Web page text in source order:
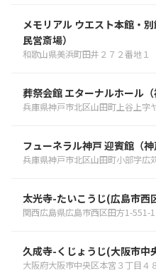
メモリアル ウエスト本館・
民営斎場）
和歌山県美浜町田井２７２番地１
葬祭会館 エターナルホール
兵庫県神戸市北区山田町上谷上字
フューネラル神戸 迎賓館（
兵庫県神戸市北区山田町小部字広
太光寺-たいこうじ(広島市西
関西広島県広島市西区田方1-551-1
久成寺-くじょうじ(大阪市中
大阪府大阪市中央区本宮３丁目４